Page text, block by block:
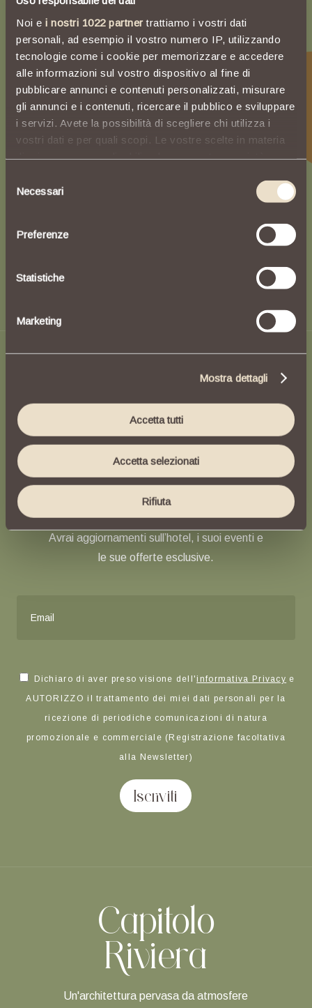
Noi e i nostri 1022 partner trattiamo i vostri dati
personali, ad esempio il vostro numero IP, utilizzando
tecnologie come i cookie per memorizzare e accedere
alle informazioni sul vostro dispositivo al fine di
pubblicare annunci e contenuti personalizzati, misurare
gli annunci e i contenuti, ricercare il pubblico e sviluppare
i servizi. Avete la possibilità di scegliere chi utilizza i
vostri dati e per quali scopi. Le vostre scelte in materia
possibile modificare o revocare il proprio consenso in
qualsiasi momento dalla Dichiarazione sui cookie o
raccogliere informazioni sulla tua posizione
geografica, con un'approssimazione di qualche
Identificare il tuo dispositivo, scansionandolo
Approfondisci come vengono elaborati i tuoi dati
dettagli
qualsiasi momento dalla Dichiarazione sui cookie.
Utilizziamo i cookie per personalizzare contenuti ed
annunci, per fornire funzionalità dei social media e per
analizzare il nostro traffico. Condividiamo inoltre
informazioni sul modo in cui utilizzi il nostro sito con i
nostri partner che si occupano di analisi dei dati web,
pubblicità e social media, i quali potrebbero combinarle
con altre informazioni che hai fornito loro o che hanno
delNecessari
Preferenze
Statistiche
Marketing
Mostra dettagli
Accetta tutti
Accetta selezionati
Rifiuta
Regala Capitolo
Ligure
L
n
Iscriviti alla
nostra
Newsletter
Avrai aggiornamenti sull’hotel, i suoi eventi e
le sue offerte esclusive.
Dichiaro di aver preso visione dell' informativa Privacy e
AUTORIZZO il trattamento dei miei dati personali per la
ricezione di periodiche comunicazioni di natura
promozionale e commerciale (Registrazione facoltativa
alla Newsletter)
Iscriviti
Capitolo
Riviera
Un'architettura pervasa da atmosfere